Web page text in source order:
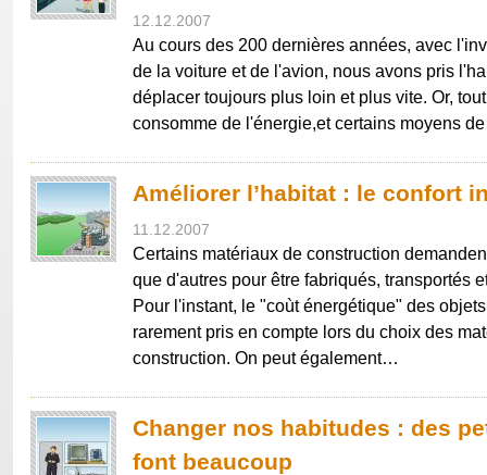
12.12.2007
Au cours des 200 dernières années, avec
de la voiture et de l'avion, nous avons pris
déplacer toujours plus loin et plus vite. Or,
consomme de l'énergie,et certains moyens
Améliorer l’habitat : le confort
11.12.2007
Certains matériaux de construction
que d'autres pour être fabriqués, transportés
Pour l'instant, le "coùt énergétique" des
rarement pris en compte lors du choix des
construction. On peut également…
Changer nos habitudes : des
font beaucoup